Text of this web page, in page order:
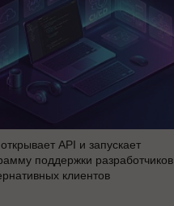
API и запускает
поддержки разработчиков
клиентов